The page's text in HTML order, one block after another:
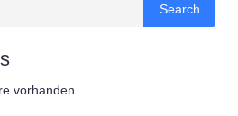
Search
vorhanden.